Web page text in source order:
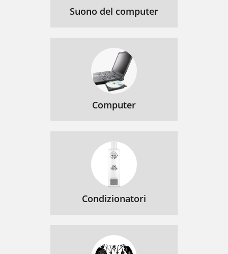
Suono del computer
Computer
Condizionatori